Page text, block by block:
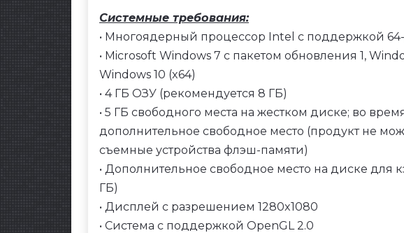
Системные требования:
• Многоядерный процессор Intel с поддержкой
• Microsoft Windows 7 с пакетом обновления 1,
Windows 10 (x64)
• 4 ГБ ОЗУ (рекомендуется 8 ГБ)
• 5 ГБ свободного места на жестком диске; во
дополнительное свободное место (продукт не
съемные устройства флэш-памяти)
• Дополнительное свободное место на диске для
ГБ)
• Дисплей с разрешением 1280x1080
• Система с поддержкой OpenGL 2.0